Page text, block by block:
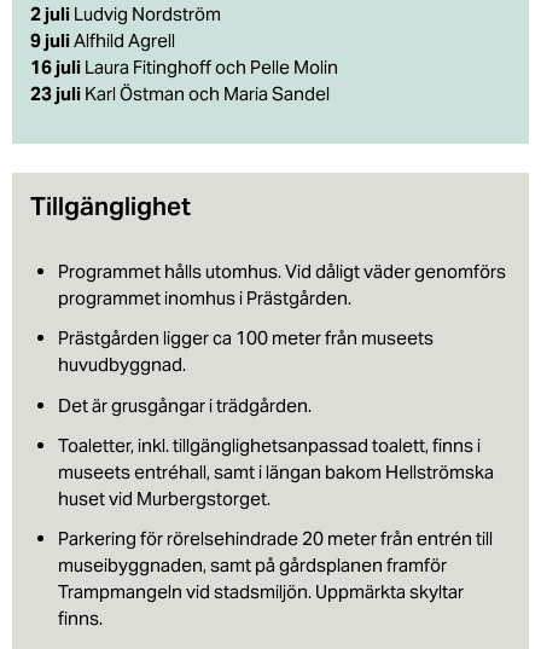
2 juli Ludvig Nordström
9 juliAlfhild Agrell
16 juli Laura Fitinghoff och Pelle Molin
23 juli Karl Östman och Maria Sandel
Tillgänglighet
Programmet hålls utomhus. Vid dåligt väder genomförs
programmet inomhus i Prästgården.
Prästgården ligger ca 100 meter från museets
huvudbyggnad.
Det är grusgångar i trädgården.
Toaletter, inkl. tillgänglighetsanpassad toalett, finns i
museets entréhall, samt i längan bakom Hellströmska
huset vid Murbergstorget.
Parkering för rörelsehindrade 20 meter från entrén till
museibyggnaden, samt på gårdsplanen framför
Trampmangeln vid stadsmiljön. Uppmärkta skyltar
finns.